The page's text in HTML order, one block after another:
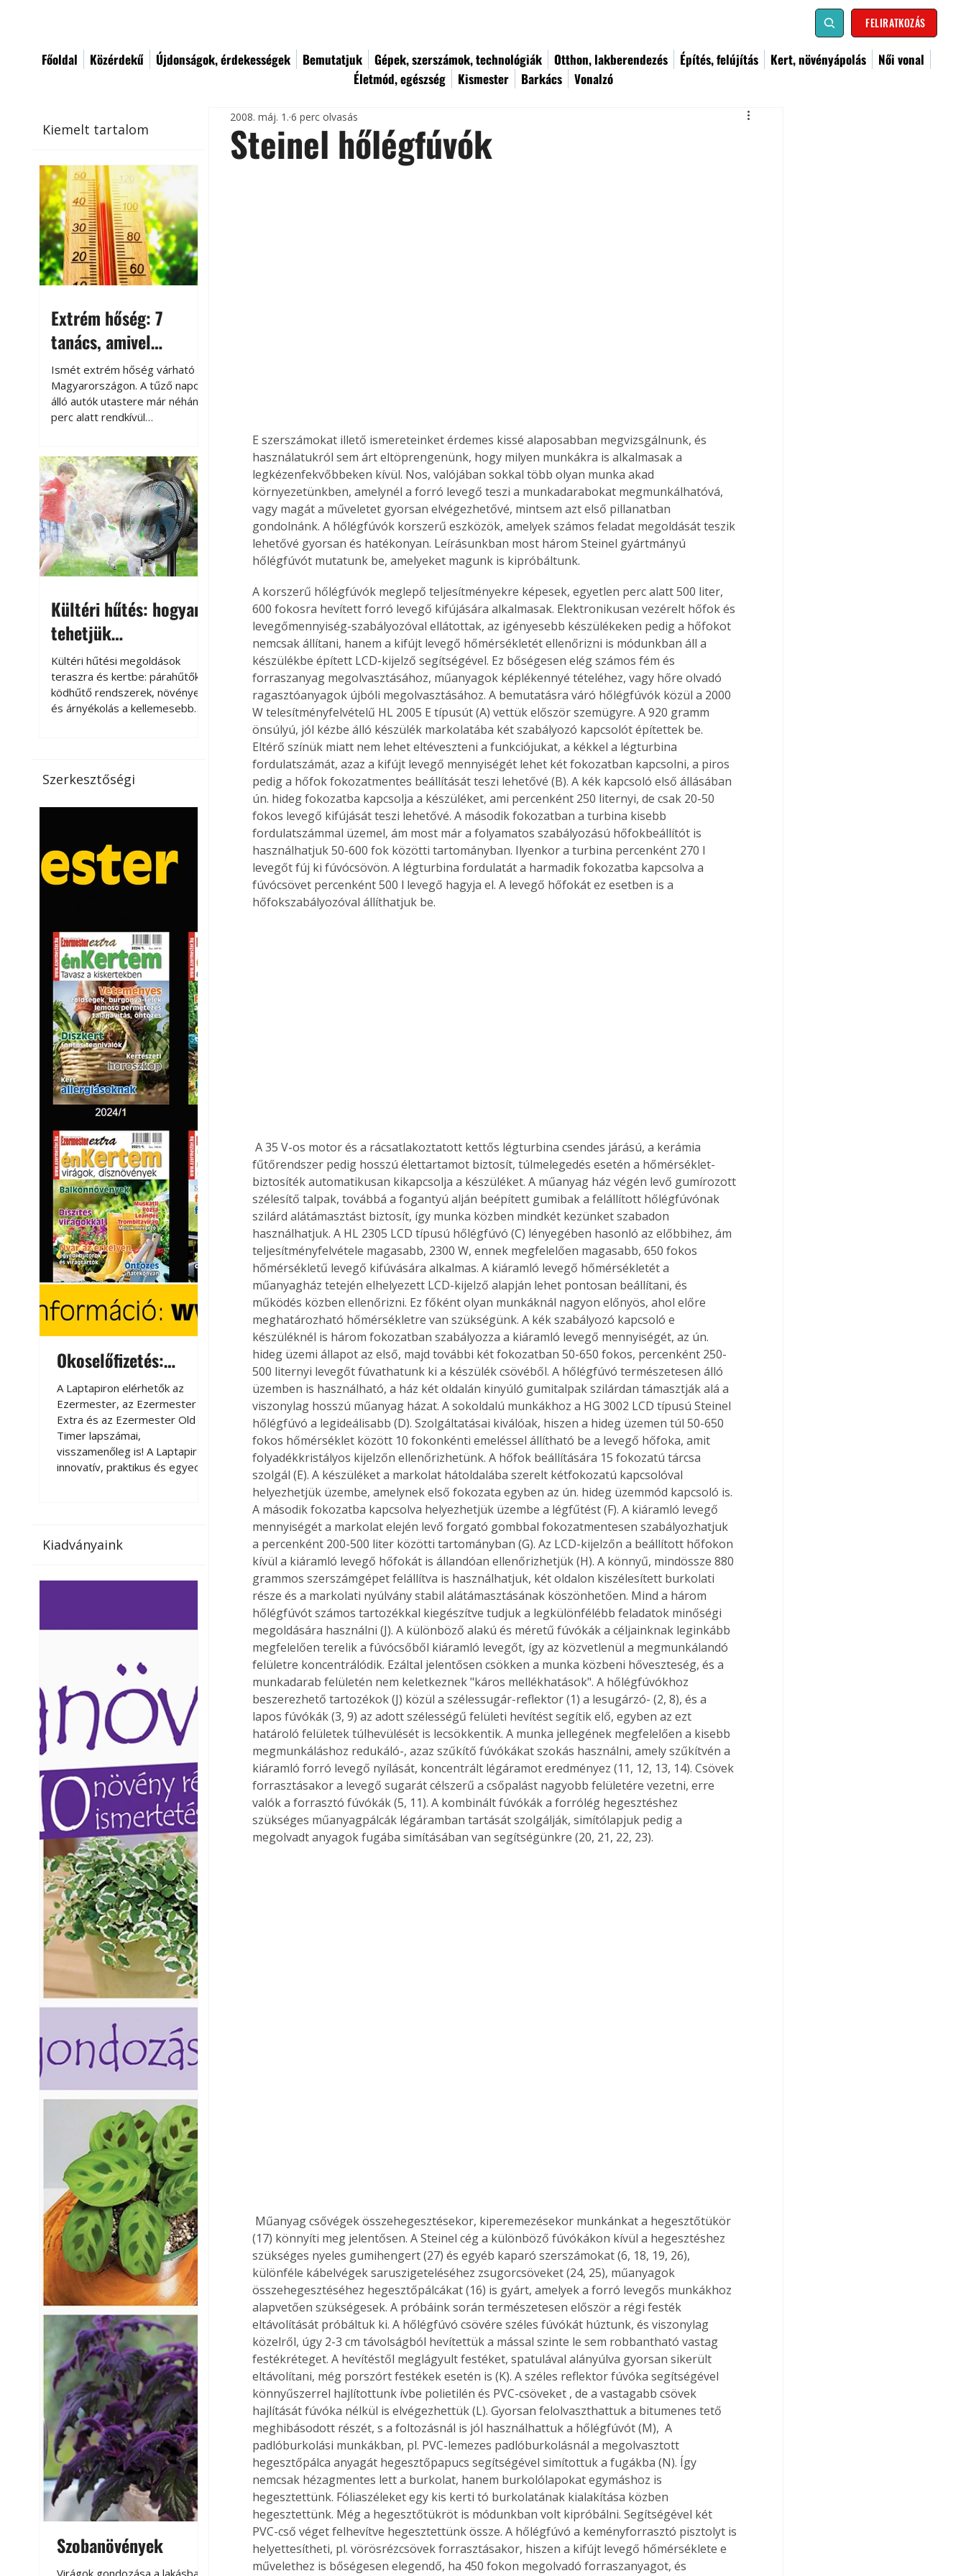
FELIRATKOZÁS
Főoldal Közérdekű Újdonságok, érdekességek Bemutatjuk Gépek, szerszámok, technológiák Otthon, lakberendezés Építés, felújítás Kert, növényápolás
Női vonal
Életmód, egészség
Kismester Barkács Vonalzó
Kiemelt tartalom
Extrém hőség: 7
tanács, amivel
megóvhatjuk
autónkat a nyári
károktól
Ismét extrém hőség várható
Magyarországon. A tűző napon
álló autók utastere már néhány
perc alatt rendkívül
megközelítheti. Ez nemcsak a
beszállást teszi kellemetlenné,
hanem az autó állapotára és a
benne hagyott tárgyakra is
káros hatással lehet. Néhány
egyszerű óvintézkedéssel
azonban jelentősen
csökkenthetjük a hőség káros
Kültéri hűtés: hogyan
tehetjük
kellemesebbé a
teraszt és a kertet?
Kültéri hűtési megoldások
teraszra és kertbe: párahűtők,
ködhűtő rendszerek, növények
és árnyékolás a kellemesebb
jelentőséget kapott, ahogy a
nyári hőhullámok gyakoribbá és
a megoldást a meleg ellen, ma
már egyre többen keresnek
olyan kültéri hűtési
vendégl
Szerkesztőségi
Okoselőfizetés:
Ezermester Extra
A Laptapiron elérhetők az
Ezermester, az Ezermester
Extra és az Ezermester Old
Timer lapszámai,
visszamenőleg is! A Laptapir új,
innovatív, praktikus és egyedi
az otthonában, útközben vagy
elérhetők lapszámaink. Bárhol,
Okoselőfizetés
A Laptapiron elérhetők az
Ezermester, az Ezermester
Extra és az Ezermester Old
Timer lapszámai,
visszamenőleg is! A Laptapir új,
innovatív, praktikus és egyedi
megoldás a nyomtatott
magazinok digitális olvasására
számítógépen, okostelefonon
vagy táblagépen. Kényelmesen
az otthonában, útközben vagy
nyaralás, pihenés alatt is
elérhetők lapszámaink. Bárhol,
bármikor, akár külföldön élve
vagy dolgozva is olvashatók az
Ezermester lapszámai. A
Laptapir kényelmes megoldás,
mert: – t
Együtt jobban megéri!
Bővebb információ itt!
Együtt jobban megéri! A
könyvek tetszőleges
párosítással kedvezményes
áron, 0 Ft postaköltséggel
megrendelhetők!
Kiadványaink
Szobanövények
Virágoskert: kertben,
teraszon, lakásban
Gyógyító növények: a
természet kincsei az
Steinel hőlégfúvók
2008. máj. 1. 6 perc olvasás
E szerszámokat illető ismereteinket érdemes kissé alaposabban megvizsgálnunk, és
használatukról sem árt eltöprengenünk, hogy milyen munkákra is alkalmasak a
legkézenfekvőbbeken kívül. Nos, valójában sokkal több olyan munka akad
környezetünkben, amelynél a forró levegő teszi a munkadarabokat megmunkálhatóvá,
vagy magát a műveletet gyorsan elvégezhetővé, mintsem azt első pillanatban
gondolnánk. A hőlégfúvók korszerű eszközök, amelyek számos feladat megoldását teszik
lehetővé gyorsan és hatékonyan. Leírásunkban most három Steinel gyártmányú
hőlégfúvót mutatunk be, amelyeket magunk is kipróbáltunk.
A korszerű hőlégfúvók meglepő teljesítményekre képesek, egyetlen perc alatt 500 liter,
600 fokosra hevített forró levegő kifújására alkalmasak. Elektronikusan vezérelt hőfok és
levegőmennyiség-szabályozóval ellátottak, az igényesebb készülékeken pedig a hőfokot
nemcsak állítani, hanem a kifújt levegő hőmérsékletét ellenőrizni is módunkban áll a
készülékbe épített LCD-kijelző segítségével. Ez bőségesen elég számos fém és
forraszanyag megolvasztásához, műanyagok képlékennyé tételéhez, vagy hőre olvadó
ragasztóanyagok újbóli megolvasztásához. A bemutatásra váró hőlégfúvók közül a 2000
W telesítményfelvételű HL 2005 E típusút (A) vettük először szemügyre. A 920 gramm
önsúlyú, jól kézbe álló készülék markolatába két szabályozó kapcsolót építettek be.
Eltérő színük miatt nem lehet eltéveszteni a funkciójukat, a kékkel a légturbina
fordulatszámát, azaz a kifújt levegő mennyiségét lehet két fokozatban kapcsolni, a piros
pedig a hőfok fokozatmentes beállítását teszi lehetővé (B). A kék kapcsoló első állásában
ún. hideg fokozatba kapcsolja a készüléket, ami percenként 250 liternyi, de csak 20-50
fokos levegő kifújását teszi lehetővé. A második fokozatban a turbina kisebb
fordulatszámmal üzemel, ám most már a folyamatos szabályozású hőfokbeállítót is
használhatjuk 50-600 fok közötti tartományban. Ilyenkor a turbina percenként 270 l
levegőt fúj ki fúvócsövön. A légturbina fordulatát a harmadik fokozatba kapcsolva a
fúvócsövet percenként 500 l levegő hagyja el. A levegő hőfokát ez esetben is a
hőfokszabályozóval állíthatjuk be.
A 35 V-os motor és a rácsatlakoztatott kettős légturbina csendes járású, a kerámia
fűtőrendszer pedig hosszú élettartamot biztosít, túlmelegedés esetén a hőmérséklet-
biztosíték automatikusan kikapcsolja a készüléket. A műanyag ház végén levő gumírozott
szélesítő talpak, továbbá a fogantyú alján beépített gumibak a felállított hőlégfúvónak
szilárd alátámasztást biztosít, így munka közben mindkét kezünket szabadon
használhatjuk. A HL 2305 LCD típusú hőlégfúvó (C) lényegében hasonló az előbbihez, ám
teljesítményfelvétele magasabb, 2300 W, ennek megfelelően magasabb, 650 fokos
hőmérsékletű levegő kifúvására alkalmas. A kiáramló levegő hőmérsékletét a
műanyagház tetején elhelyezett LCD-kijelző alapján lehet pontosan beállítani, és
működés közben ellenőrizni. Ez főként olyan munkáknál nagyon előnyös, ahol előre
meghatározható hőmérsékletre van szükségünk. A kék szabályozó kapcsoló e
készüléknél is három fokozatban szabályozza a kiáramló levegő mennyiségét, az ún.
hideg üzemi állapot az első, majd további két fokozatban 50-650 fokos, percenként 250-
500 liternyi levegőt fúvathatunk ki a készülék csövéből. A hőlégfúvó természetesen álló
üzemben is használható, a ház két oldalán kinyúló gumitalpak szilárdan támasztják alá a
viszonylag hosszú műanyag házat. A sokoldalú munkákhoz a HG 3002 LCD típusú Steinel
hőlégfúvó a legideálisabb (D). Szolgáltatásai kiválóak, hiszen a hideg üzemen túl 50-650
fokos hőmérséklet között 10 fokonkénti emeléssel állítható be a levegő hőfoka, amit
folyadékkristályos kijelzőn ellenőrizhetünk. A hőfok beállítására 15 fokozatú tárcsa
szolgál (E). A készüléket a markolat hátoldalába szerelt kétfokozatú kapcsolóval
helyezhetjük üzembe, amelynek első fokozata egyben az ún. hideg üzemmód kapcsoló is.
A második fokozatba kapcsolva helyezhetjük üzembe a légfűtést (F). A kiáramló levegő
mennyiségét a markolat elején levő forgató gombbal fokozatmentesen szabályozhatjuk
a percenként 200-500 liter közötti tartományban (G). Az LCD-kijelzőn a beállított hőfokon
kívül a kiáramló levegő hőfokát is állandóan ellenőrizhetjük (H). A könnyű, mindössze 880
grammos szerszámgépet felállítva is használhatjuk, két oldalon kiszélesített burkolati
része és a markolati nyúlvány stabil alátámasztásának köszönhetően. Mind a három
hőlégfúvót számos tartozékkal kiegészítve tudjuk a legkülönfélébb feladatok minőségi
megoldására használni (J). A különböző alakú és méretű fúvókák a céljainknak leginkább
megfelelően terelik a fúvócsőből kiáramló levegőt, így az közvetlenül a megmunkálandó
felületre koncentrálódik. Ezáltal jelentősen csökken a munka közbeni hőveszteség, és a
munkadarab felületén nem keletkeznek "káros mellékhatások". A hőlégfúvókhoz
beszerezhető tartozékok (J) közül a szélessugár-reflektor (1) a lesugárzó- (2, 8), és a
lapos fúvókák (3, 9) az adott szélességű felületi hevítést segítik elő, egyben az ezt
határoló felületek túlhevülését is lecsökkentik. A munka jellegének megfelelően a kisebb
megmunkáláshoz redukáló-, azaz szűkítő fúvókákat szokás használni, amely szűkítvén a
kiáramló forró levegő nyílását, koncentrált légáramot eredményez (11, 12, 13, 14). Csövek
forrasztásakor a levegő sugarát célszerű a csőpalást nagyobb felületére vezetni, erre
valók a forrasztó fúvókák (5, 11). A kombinált fúvókák a forrólég hegesztéshez
szükséges műanyagpálcák légáramban tartását szolgálják, simítólapjuk pedig a
megolvadt anyagok fugába simításában van segítségünkre (20, 21, 22, 23).
(17) könnyíti meg jelentősen. A Steinel cég a különböző fúvókákon kívül a hegesztéshez
szükséges nyeles gumihengert (27) és egyéb kaparó szerszámokat (6, 18, 19, 26),
különféle kábelvégek saruszigeteléséhez zsugorcsöveket (24, 25), műanyagok
összehegesztéséhez hegesztőpálcákat (16) is gyárt, amelyek a forró levegős munkákhoz
alapvetően szükségesek. A próbáink során természetesen először a régi festék
eltávolítását próbáltuk ki. A hőlégfúvó csövére széles fúvókát húztunk, és viszonylag
közelről, úgy 2-3 cm távolságból hevítettük a mással szinte le sem robbantható vastag
festékréteget. A hevítéstől meglágyult festéket, spatulával alányúlva gyorsan sikerült
eltávolítani, még porszórt festékek esetén is (K). A széles reflektor fúvóka segítségével
könnyűszerrel hajlítottunk ívbe polietilén és PVC-csöveket , de a vastagabb csövek
hajlítását fúvóka nélkül is elvégezhettük (L). Gyorsan felolvaszthattuk a bitumenes tető
meghibásodott részét, s a foltozásnál is jól használhattuk a hőlégfúvót (M),  A
padlóburkolási munkákban, pl. PVC-lemezes padlóburkolásnál a megolvasztott
hegesztőpálca anyagát hegesztőpapucs segítségével simítottuk a fugákba (N). Így
nemcsak hézagmentes lett a burkolat, hanem burkolólapokat egymáshoz is
hegesztettünk. Fóliaszéleket egy kis kerti tó burkolatának kialakítása közben
hegesztettünk. Még a hegesztőtükröt is módunkban volt kipróbálni. Segítségével két
PVC-cső véget felhevítve hegesztettünk össze. A hőlégfúvó a keményforrasztó pisztolyt is
helyettesítheti, pl. vörösrézcsövek forrasztásakor, hiszen a kifújt levegő hőmérséklete e
művelethez is bőségesen elegendő, ha 450 fokon megolvadó forraszanyagot, és